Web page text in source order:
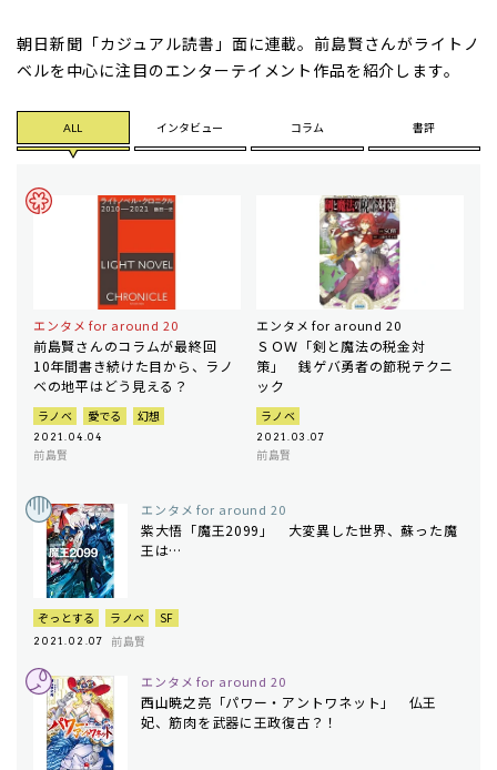
朝日新聞「カジュアル読書」面に連載。前島賢さんがライトノ
ベルを中心に注目のエンターテイメント作品を紹介します。
ALL インタビュー コラム 書評
エンタメ for around 20
前島賢さんのコラムが最終回
10年間書き続けた目から、ラノ
ベの地平はどう見える？
ラノベ 愛でる 幻想
2021.04.04
前島賢
エンタメ for around 20
ＳＯＷ「剣と魔法の税金対
策」 銭ゲバ勇者の節税テクニ
ック
ラノベ
2021.03.07
前島賢
エンタメ for around 20
紫大悟「魔王2099」 大変異した世界、蘇った魔
王は…
ぞっとする ラノベ SF
2021.02.07 前島賢
エンタメ for around 20
西山暁之亮「パワー・アントワネット」 仏王
妃、筋肉を武器に王政復古？！